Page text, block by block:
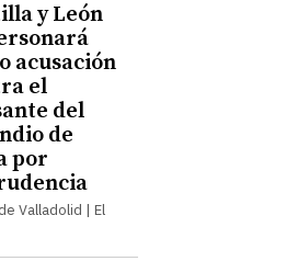
y León
acusación
el
del
de
por
Valladolid | El